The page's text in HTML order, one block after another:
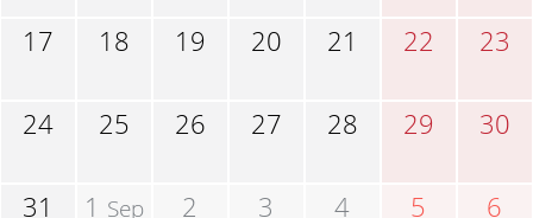
17 18 19 20 21 22 23
24 25 26 27 28 29 30
31 1 Sep 2 3 4 5 6